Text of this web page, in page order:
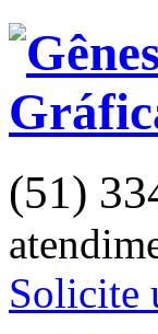
(51)
Solicite